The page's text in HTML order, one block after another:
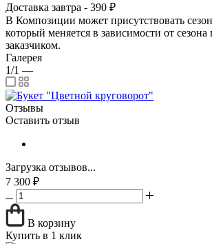
Доставка завтра - 390 ₽
В Композиции может присутствовать
который меняется в зависимости от
заказчиком.
Галерея
1/1 —
Отзывы
Оставить отзыв
Загрузка отзывов...
7 300 ₽
В корзину
Купить в 1 клик